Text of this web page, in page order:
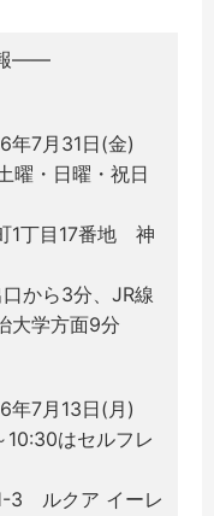
——
7月31日(金)
曜・日曜・祝日
1丁目17番地 神
から3分、JR線
大学方面9分
7月13日(月)
はセルフレ
3 ルクア イーレ